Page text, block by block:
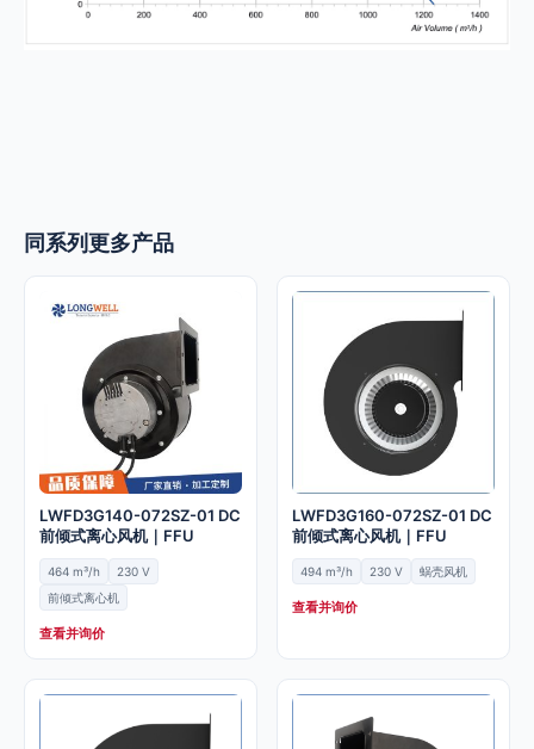
同系列更多产品
LWFD3G140-072SZ-01 DC
前倾式离心风机｜FFU
464 m³/h
230 V
前倾式离心机
查看并询价
LWFD3G160-072SZ-01 DC
前倾式离心风机｜FFU
494 m³/h 230 V 蜗壳风机
查看并询价